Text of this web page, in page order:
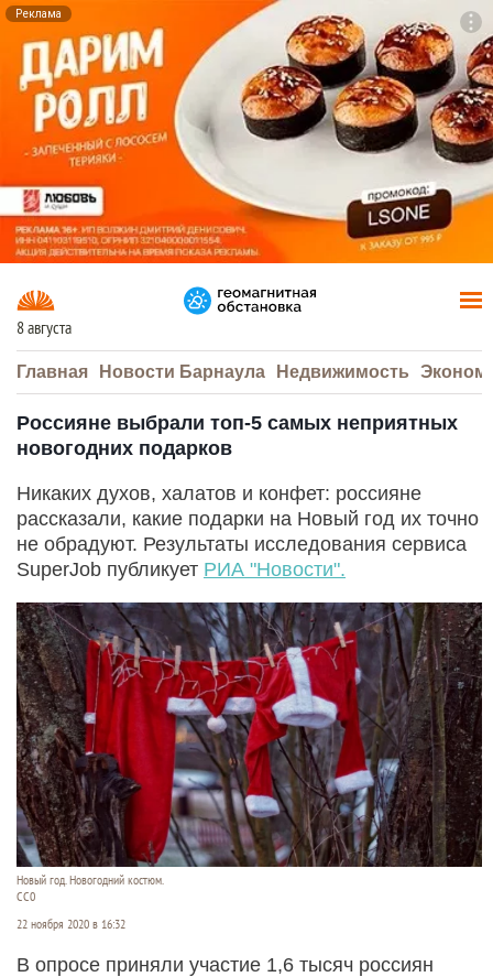
Реклама
8 августа
Главная Новости Барнаула Недвижимость
Россияне выбрали топ-5 самых неприятных
новогодних подарков
Никаких духов, халатов и конфет: россияне
рассказали, какие подарки на Новый год их точно
не обрадуют. Результаты исследования сервиса
SuperJob публикует РИА "Новости".
Новый год. Новогодний костюм.
СС0
22 ноября 2020 в 16:32
В опросе приняли участие 1,6 тысяч россиян